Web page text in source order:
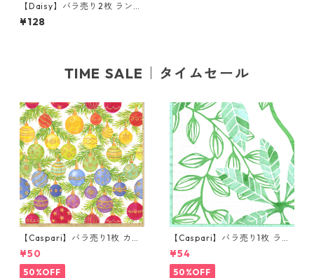
【Daisy】バラ売り2枚 ランチ
サイズ ペーパーナプキン Past
el Balloons with Gold Flowe
¥128
TIME SALE｜タイムセール
【Caspari】バラ売り1枚 カク
テルサイズ ペーパーナプキン
OMBRE CHRISTMAS ホワイト
×ゴールドパール
¥50
50%OFF
【Caspari】バラ売り1枚 ラン
チサイズ ペーパーナプキン LE
AF パール×グリーン
¥54
50%OFF